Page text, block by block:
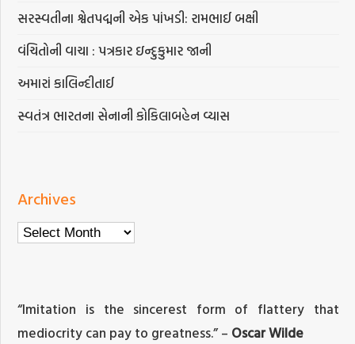
સરસ્વતીના શ્વેતપદ્મની એક પાંખડી: રામભાઈ બક્ષી
વંચિતોની વાચા : પત્રકાર ઇન્દુકુમાર જાની
અમારાં કાલિન્દીતાઈ
સ્વતંત્ર ભારતના સેનાની કોકિલાબહેન વ્યાસ
Archives
Archives
“Imitation is the sincerest form of flattery that
mediocrity can pay to greatness.” – Oscar Wilde